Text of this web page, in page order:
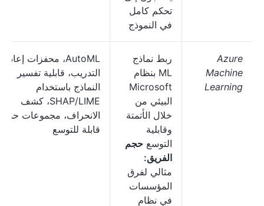
تحكم كامل
في النموذج
Azure
Machine
Learning
ربط نماذج
ML بنظام
Microsoft
البيئي من
خلال الأتمتة
وقابلية
التوسع حجم
الفريق:
مثالي لفرق
المؤسسات
في نظام
AutoML، محفزات إعادة
التدريب، قابلية تفسير
النماذج باستخدام
SHAP/LIME، كشف
الانحراف، مجموعات
قابلة للتوسع